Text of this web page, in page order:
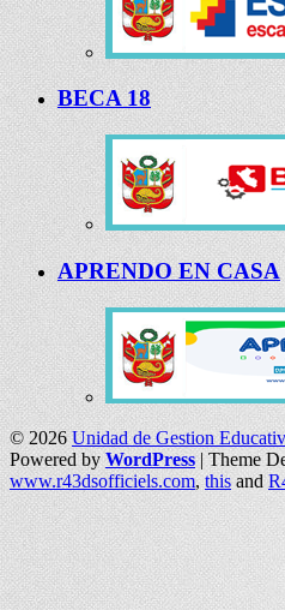
BECA 18
APRENDO EN CASA
© 2026 Unidad de Gestion
Powered byWordPress| Theme
www.r43dsofficiels.com,this and